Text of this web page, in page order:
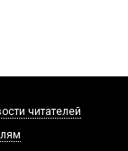
читателей